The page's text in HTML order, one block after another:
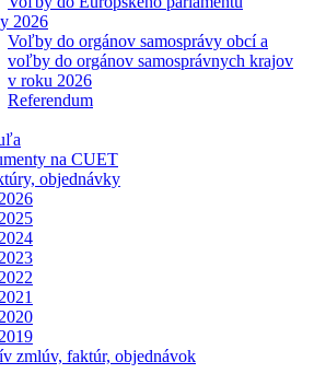
2026
Voľby do orgánov samosprávy obcí a
voľby do orgánov samosprávnych krajov
v roku 2026
Referendum
na CUET
objednávky
zmlúv, faktúr, objednávok